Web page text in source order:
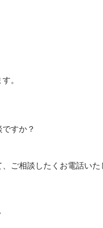
。
すか？
ご相談したくお電話いた